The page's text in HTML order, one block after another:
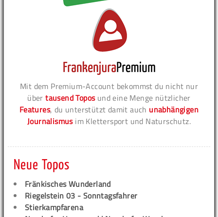
Mit dem Premium-Account bekommst du nicht nur
übertausend Toposund eine Menge nützlicher
Features, du unterstützt damit auch unabhängigen
Journalismusim Klettersport und Naturschutz.
Neue Topos
Fränkisches Wunderland
Riegelstein 03 - Sonntagsfahrer
Stierkampfarena